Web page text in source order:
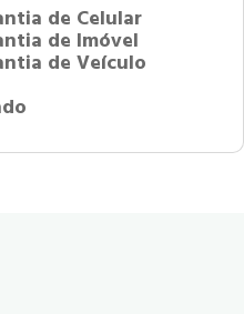
de Celular
de Imóvel
de Veículo